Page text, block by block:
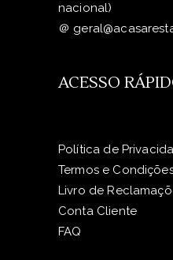
nacional)
＠
ACESSO
Política de
Termos e
Livro de
Conta Cliente
FAQ